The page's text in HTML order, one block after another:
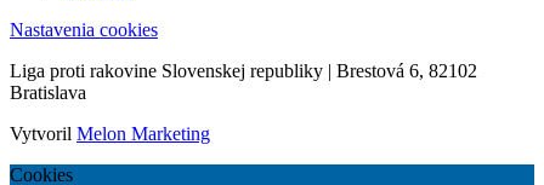
Nastavenia cookies
Liga proti rakovine Slovenskej republiky | Brestová 6, 82102
Bratislava
Vytvoril Melon Marketing
Cookies